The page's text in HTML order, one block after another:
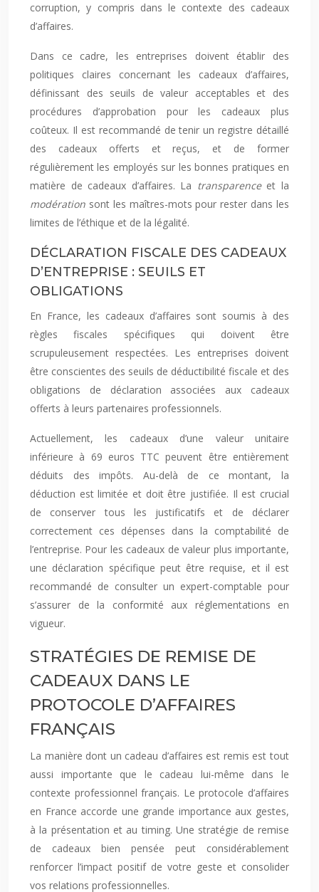
corruption, y compris dans le contexte des cadeaux
d’affaires.
Dans ce cadre, les entreprises doivent établir des
politiques claires concernant les cadeaux d’affaires,
définissant des seuils de valeur acceptables et des
procédures d’approbation pour les cadeaux plus
coûteux. Il est recommandé de tenir un registre détaillé
des cadeaux offerts et reçus, et de former
régulièrement les employés sur les bonnes pratiques en
matière de cadeaux d’affaires. La transparenceet la
modération sont les maîtres-mots pour rester dans les
limites de l’éthique et de la légalité.
DÉCLARATION FISCALE DES CADEAUX
D’ENTREPRISE : SEUILS ET
OBLIGATIONS
En France, les cadeaux d’affaires sont soumis à des
règles fiscales spécifiques qui doivent être
scrupuleusement respectées. Les entreprises doivent
être conscientes des seuils de déductibilité fiscale et des
obligations de déclaration associées aux cadeaux
offerts à leurs partenaires professionnels.
Actuellement, les cadeaux d’une valeur unitaire
inférieure à 69 euros TTC peuvent être entièrement
déduits des impôts. Au-delà de ce montant, la
déduction est limitée et doit être justifiée. Il est crucial
de conserver tous les justificatifs et de déclarer
correctement ces dépenses dans la comptabilité de
l’entreprise. Pour les cadeaux de valeur plus importante,
une déclaration spécifique peut être requise, et il est
recommandé de consulter un expert-comptable pour
s’assurer de la conformité aux réglementations en
vigueur.
STRATÉGIES DE REMISE DE
CADEAUX DANS LE
PROTOCOLE D’AFFAIRES
FRANÇAIS
La manière dont un cadeau d’affaires est remis est tout
aussi importante que le cadeau lui-même dans le
contexte professionnel français. Le protocole d’affaires
en France accorde une grande importance aux gestes,
à la présentation et au timing. Une stratégie de remise
de cadeaux bien pensée peut considérablement
renforcer l’impact positif de votre geste et consolider
vos relations professionnelles.